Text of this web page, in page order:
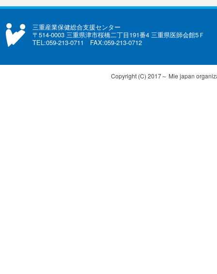
三重産業保健総合支援センター
〒514-0003 三重県津市桜橋二丁目191番4 三重県医師会館5Ｆ
TEL:059-213-0711 FAX:059-213-0712
Copyright (C) 2017～ Mie japan